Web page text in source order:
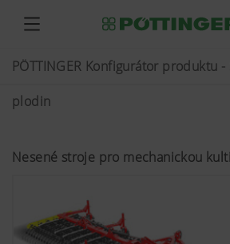
PÖTTINGER Konfigurátor produktu
plodin
Nesené stroje pro mechanickou